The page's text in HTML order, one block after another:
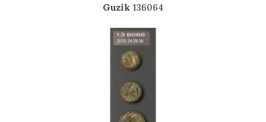
Guzik 136064